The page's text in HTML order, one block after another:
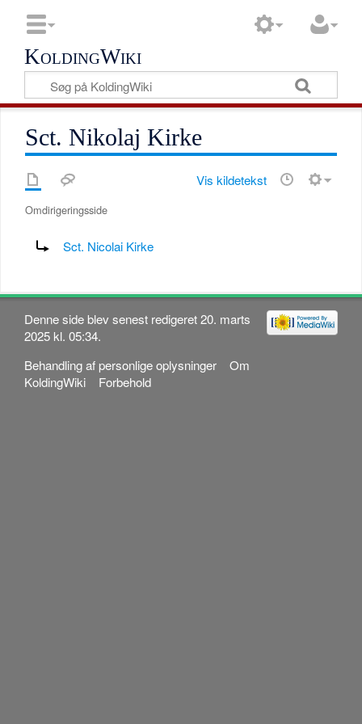
KoldingWiki
Sct. Nikolaj Kirke
Vis kildetekst
Omdirigeringsside
Omdiriger til:
Sct. Nicolai Kirke
Denne side blev senest redigeret 20. marts
2025 kl. 05:34.
Behandling af personlige oplysninger
Om
KoldingWiki
Forbehold